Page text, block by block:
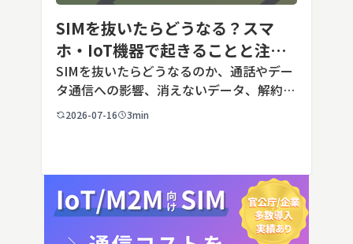
SIMを抜いたらどうなる？スマ
ホ・IoT機器で起きることと注意
点を解説
SIMを抜いたらどうなるのか、通話やデー
タ通信への影響、消えないデータ、解約や
端末譲渡時の注意点を整理。さらに法人・
2026-07-16 3min